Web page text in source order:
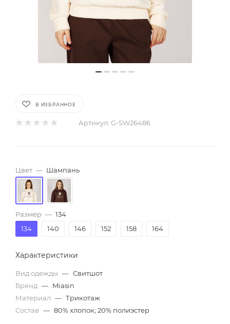
В ИЗБРАННОЕ
Артикул: G-SW26486
Цвет — Шампань
Размер — 134
134
140 146 152 158 164
Характеристики
Вид одежды — Свитшот
Бренд — Miasin
Материал — Трикотаж
Состав — 80% хлопок; 20% полиэстер